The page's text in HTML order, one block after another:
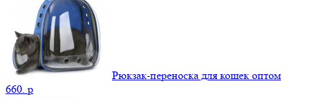
Рюкзак-переноска для кошек оптом
660. p